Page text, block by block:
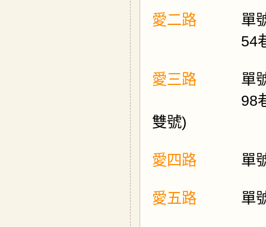
愛二路 單
54
愛三路 單
98
雙號)
愛四路 單
愛五路 單